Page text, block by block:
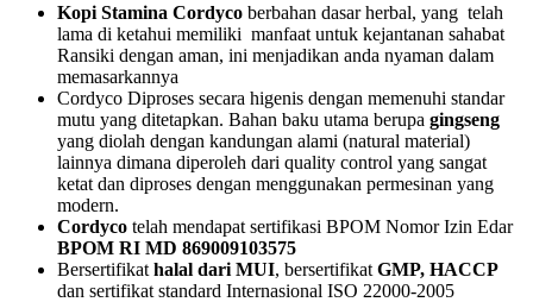
Kopi Stamina Cordyco berbahan dasar herbal, yang telah
lama di ketahui memiliki manfaat untuk kejantanan sahabat
Ransiki dengan aman, ini menjadikan anda nyaman dalam
memasarkannya
Cordyco Diproses secara higenis dengan memenuhi standar
mutu yang ditetapkan. Bahan baku utama berupa gingseng
yang diolah dengan kandungan alami (natural material)
lainnya dimana diperoleh dari quality control yang sangat
ketat dan diproses dengan menggunakan permesinan yang
modern.
Cordyco telah mendapat sertifikasi BPOM Nomor Izin Edar
BPOM RI MD 869009103575
Bersertifikat halal dari MUI, bersertifikat GMP, HACCP
dan sertifikat standard Internasional ISO 22000-2005